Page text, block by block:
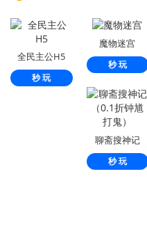
全民主公H5
秒 玩
魔物迷宫
秒 玩
聊斋搜神记
（0.1折钟馗打
鬼）
秒 玩